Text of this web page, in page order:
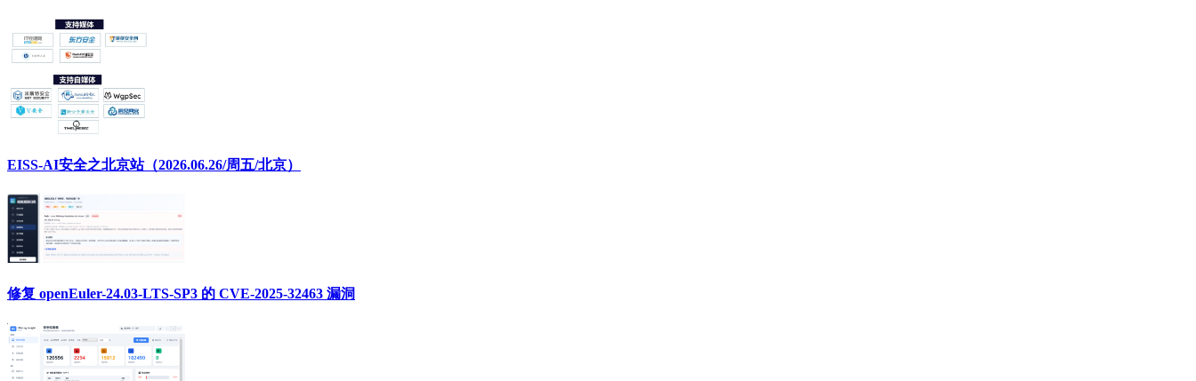
EISS-AI安全之北京站（2026.06.26/周五/北京）
修复 openEuler-24.03-LTS-SP3 的 CVE-2025-32463 漏洞